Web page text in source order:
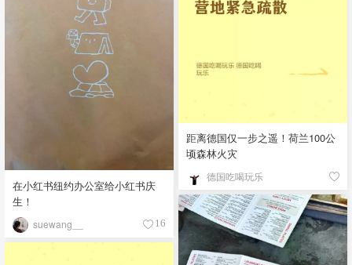
距离德国仅一步之遥！荷兰100公
顷森林火灾
德国吃喝玩乐
在小红书纽约办公室给小红书庆
生！
suewang__ 16